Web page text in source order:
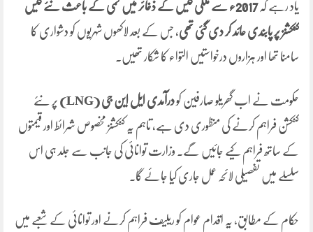
یاد رہے کہ 2017ء سے ملکی گیس کے ذخائر میں کمی کے باعث نئے گیس
کنکشنز پر پابندی عائد کر دی گئی تھی، جس کے بعد لاکھوں شہریوں کو دشواری کا
سامنا تھا اور ہزاروں درخواستیں التواء کا شکار تھیں۔
حکومت نے اب گھریلو صارفین کودرآمدی ایل این جی (LNG) پر نئے
کنکشن فراہم کرنے کی منظوری دی ہے، تاہم یہ کنکشنز مخصوص شرائط اور قیمتوں
کے ساتھ فراہم کیے جائیں گے۔ وزارت توانائی کی جانب سے جلد ہی اس
سلسلے میں تفصیلی لائحہ عمل جاری کیا جائے گا۔
حکام کے مطابق، یہ اقدام عوام کو ریلیف فراہم کرنے اور توانائی کے شعبے میں